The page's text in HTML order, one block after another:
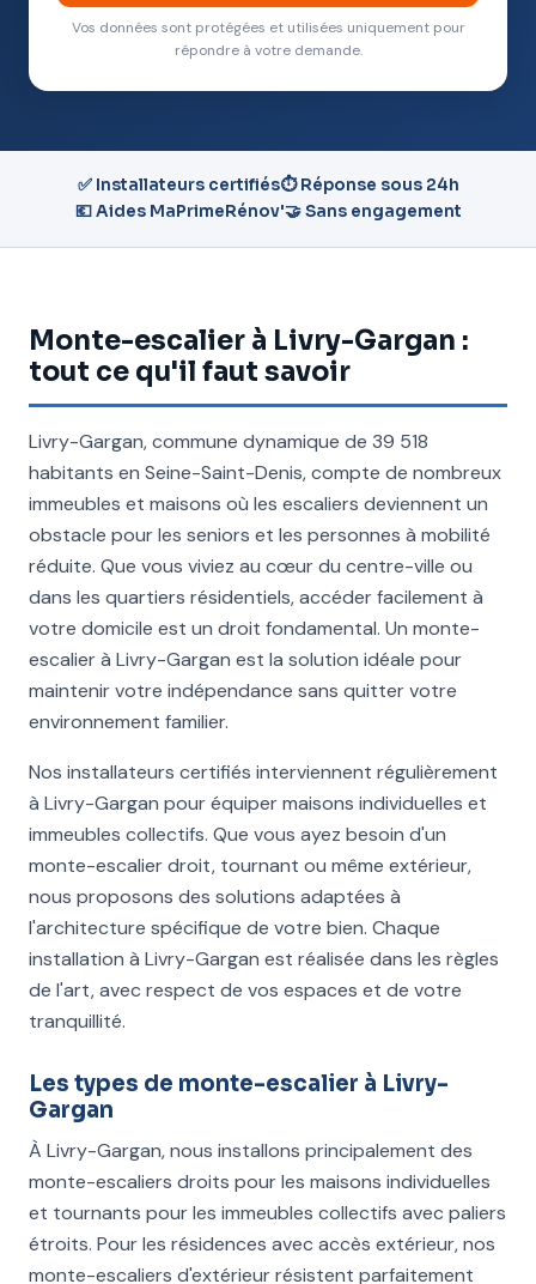
Vos données sont protégées et utilisées uniquement pour
répondre à votre demande.
✅ Installateurs certifiés⏱️ Réponse sous 24h
💶 Aides MaPrimeRénov'🤝 Sans engagement
Monte-escalier à Livry-Gargan :
tout ce qu'il faut savoir
Livry-Gargan, commune dynamique de 39 518
habitants en Seine-Saint-Denis, compte de nombreux
immeubles et maisons où les escaliers deviennent un
obstacle pour les seniors et les personnes à mobilité
réduite. Que vous viviez au cœur du centre-ville ou
dans les quartiers résidentiels, accéder facilement à
votre domicile est un droit fondamental. Un monte-
escalier à Livry-Gargan est la solution idéale pour
maintenir votre indépendance sans quitter votre
environnement familier.
Nos installateurs certifiés interviennent régulièrement
à Livry-Gargan pour équiper maisons individuelles et
immeubles collectifs. Que vous ayez besoin d'un
monte-escalier droit, tournant ou même extérieur,
nous proposons des solutions adaptées à
l'architecture spécifique de votre bien. Chaque
installation à Livry-Gargan est réalisée dans les règles
de l'art, avec respect de vos espaces et de votre
tranquillité.
Les types de monte-escalier à Livry-
Gargan
À Livry-Gargan, nous installons principalement des
monte-escaliers droits pour les maisons individuelles
et tournants pour les immeubles collectifs avec paliers
étroits. Pour les résidences avec accès extérieur, nos
monte-escaliers d'extérieur résistent parfaitement